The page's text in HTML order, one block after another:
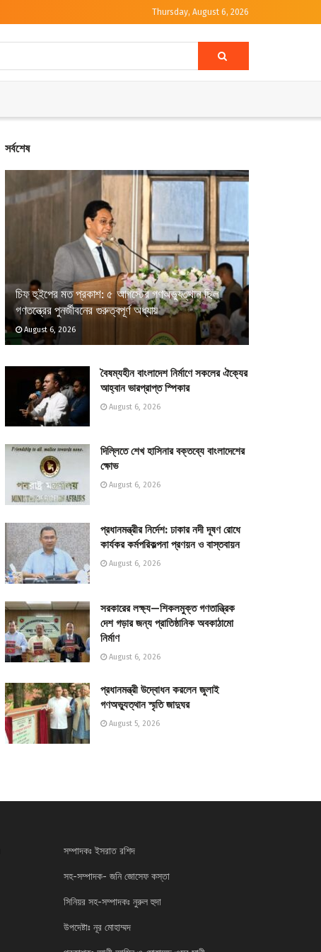
Thursday, August 6, 2026
সর্বশেষ
চিফ হুইপের মত প্রকাশ: ৫ আগস্টের গণঅভ্যুত্থান ছিল
গণতন্ত্রের পুনর্জীবনের গুরুত্বপূর্ণ অধ্যায়
August 6, 2026
বৈষম্যহীন বাংলাদেশ নির্মাণে সকলের ঐক্যের
আহ্বান ভারপ্রাপ্ত স্পিকার
August 6, 2026
দিল্লিতে শেখ হাসিনার বক্তব্যে বাংলাদেশের
ক্ষোভ
August 6, 2026
প্রধানমন্ত্রীর নির্দেশ: ঢাকার নদী দূষণ রোধে
কার্যকর কর্মপরিকল্পনা প্রণয়ন ও বাস্তবায়ন
August 6, 2026
সরকারের লক্ষ্য—শিকলমুক্ত গণতান্ত্রিক
দেশ গড়ার জন্য প্রাতিষ্ঠানিক অবকাঠামো
নির্মাণ
August 6, 2026
প্রধানমন্ত্রী উদ্বোধন করলেন জুলাই
গণঅভ্যুত্থান স্মৃতি জাদুঘর
August 5, 2026
সম্পাদকঃ ইসরাত রশিদ
সহ-সম্পাদক- জনি জোসেফ কস্তা
সিনিয়র সহ-সম্পাদকঃ নুরুল হুদা
উপদেষ্টাঃ নূর মোহাম্মদ